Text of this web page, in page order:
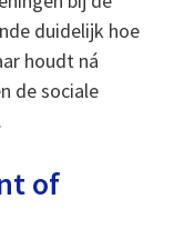
duidelijk hoe
houdt ná
de sociale
of